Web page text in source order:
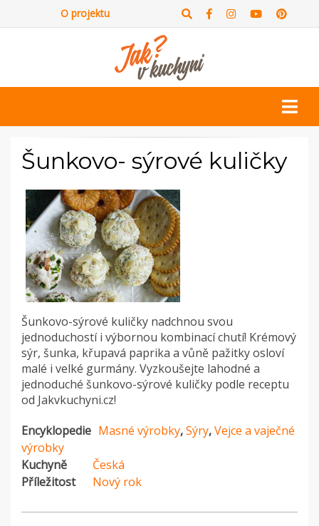
O projektu
Šunkovo- sýrové kuličky
Šunkovo-sýrové kuličky nadchnou svou
jednoduchostí i výbornou kombinací chutí! Krémový
sýr, šunka, křupavá paprika a vůně pažitky osloví
malé i velké gurmány. Vyzkoušejte lahodné a
jednoduché šunkovo-sýrové kuličky podle receptu
od Jakvkuchyni.cz!
Encyklopedie Masné výrobky,Sýry,Vejce a vaječné
výrobky
Kuchyně
Česká
Příležitost
Nový rok